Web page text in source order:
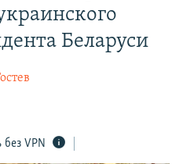
СОПРОТИВЛЕНИЯ
Беларуси
без VPN